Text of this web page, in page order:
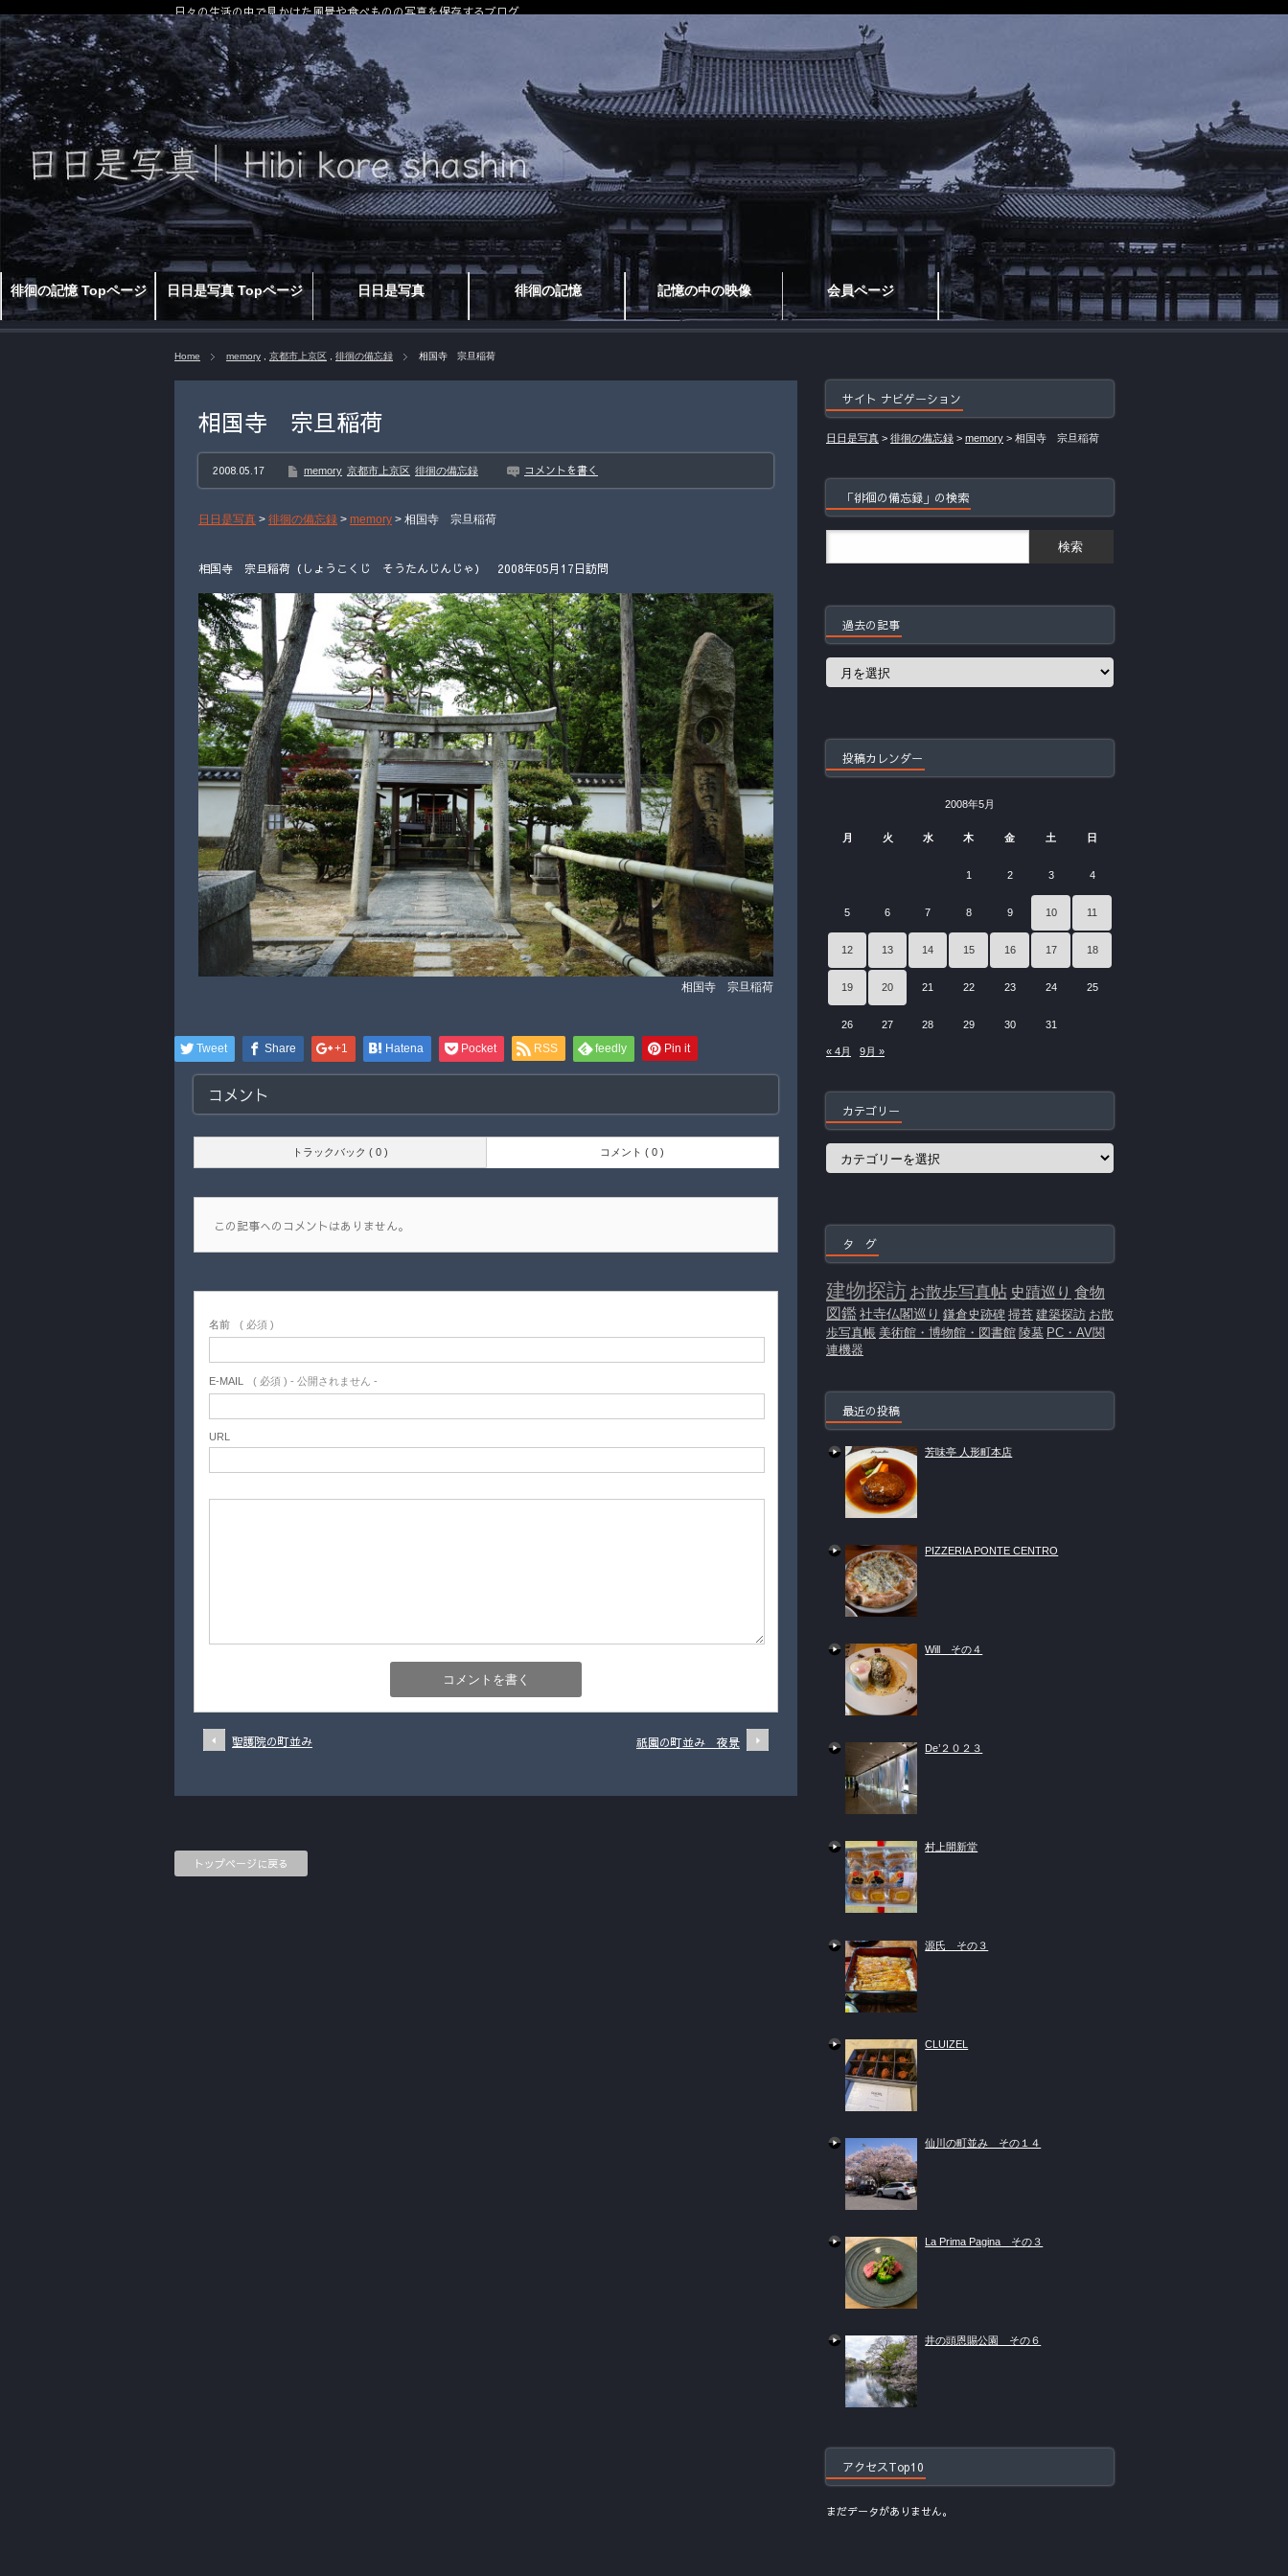
徘徊の記憶 Topページ 日日是写真 Topページ 日日是写真 徘徊の記憶 記憶の中の映像 会員ページ
日々の生活の中で見かけた風景や食べものの写真を保存するブログ
Home memory 京都市上京区 徘徊の備忘録 相国寺 宗旦稲荷
相国寺 宗旦稲荷
2008.05.17 memory 京都市上京区 徘徊の備忘録 コメントを書く
日日是写真 > 徘徊の備忘録 > memory > 相国寺 宗旦稲荷
相国寺 宗旦稲荷（しょうこくじ そうたんじんじゃ） 2008年05月17日訪問
相国寺 宗旦稲荷
Tweet Share +1 Hatena Pocket RSS feedly Pin it
コメント
トラックバック ( 0 ) コメント ( 0 )
この記事へのコメントはありません。
名前 ( 必須 )
E-MAIL ( 必須 ) - 公開されません -
URL
聖護院の町並み 祇園の町並み 夜景
トップページに戻る
サイト ナビゲーション
日日是写真 > 徘徊の備忘録 > memory > 相国寺 宗旦稲荷
「徘徊の備忘録」の検索
過去の記事
過
投稿カレンダー
2008年5月
月 火 水 木 金 土 日
1 2 3 4
5 6 7 8 9 10 11
12 13 14 15 16 17 18
19 20 21 22 23 24 25
26 27 28 29 30 31
« 4月 9月 »
カテゴリー
カ
タ グ
建物探訪 お散歩写真帖 史蹟巡り 食物
図鑑社寺仏閣巡り 鎌倉史跡碑 掃苔 建築探訪 お散
歩写真帳 美術館・博物館・図書館 陵墓 PC・AV関
連機器
最近の投稿
芳味亭 人形町本店
PIZZERIA PONTE CENTRO
Will その４
De’２０２３
村上開新堂
源氏 その３
CLUIZEL
仙川の町並み その１４
La Prima Pagina その３
井の頭恩賜公園 その６
アクセスTop10
まだデータがありません。